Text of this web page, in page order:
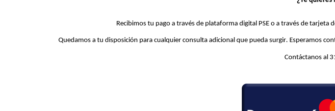
Recibimos tu pago a través de plataforma digital PSE o a travésde tarjeta
Quedamos a tu disposición para cualquier consulta adicional que pueda surgir. Esperamos
Contáctanos al